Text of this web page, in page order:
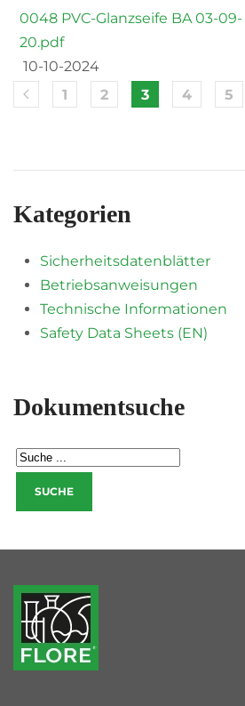
0048 PVC-Glanzseife BA 03-09-
20.pdf
10-10-2024
1 2 3 4 5
Kategorien
Sicherheitsdatenblätter
Betriebsanweisungen
Technische Informationen
Safety Data Sheets (EN)
Dokumentsuche